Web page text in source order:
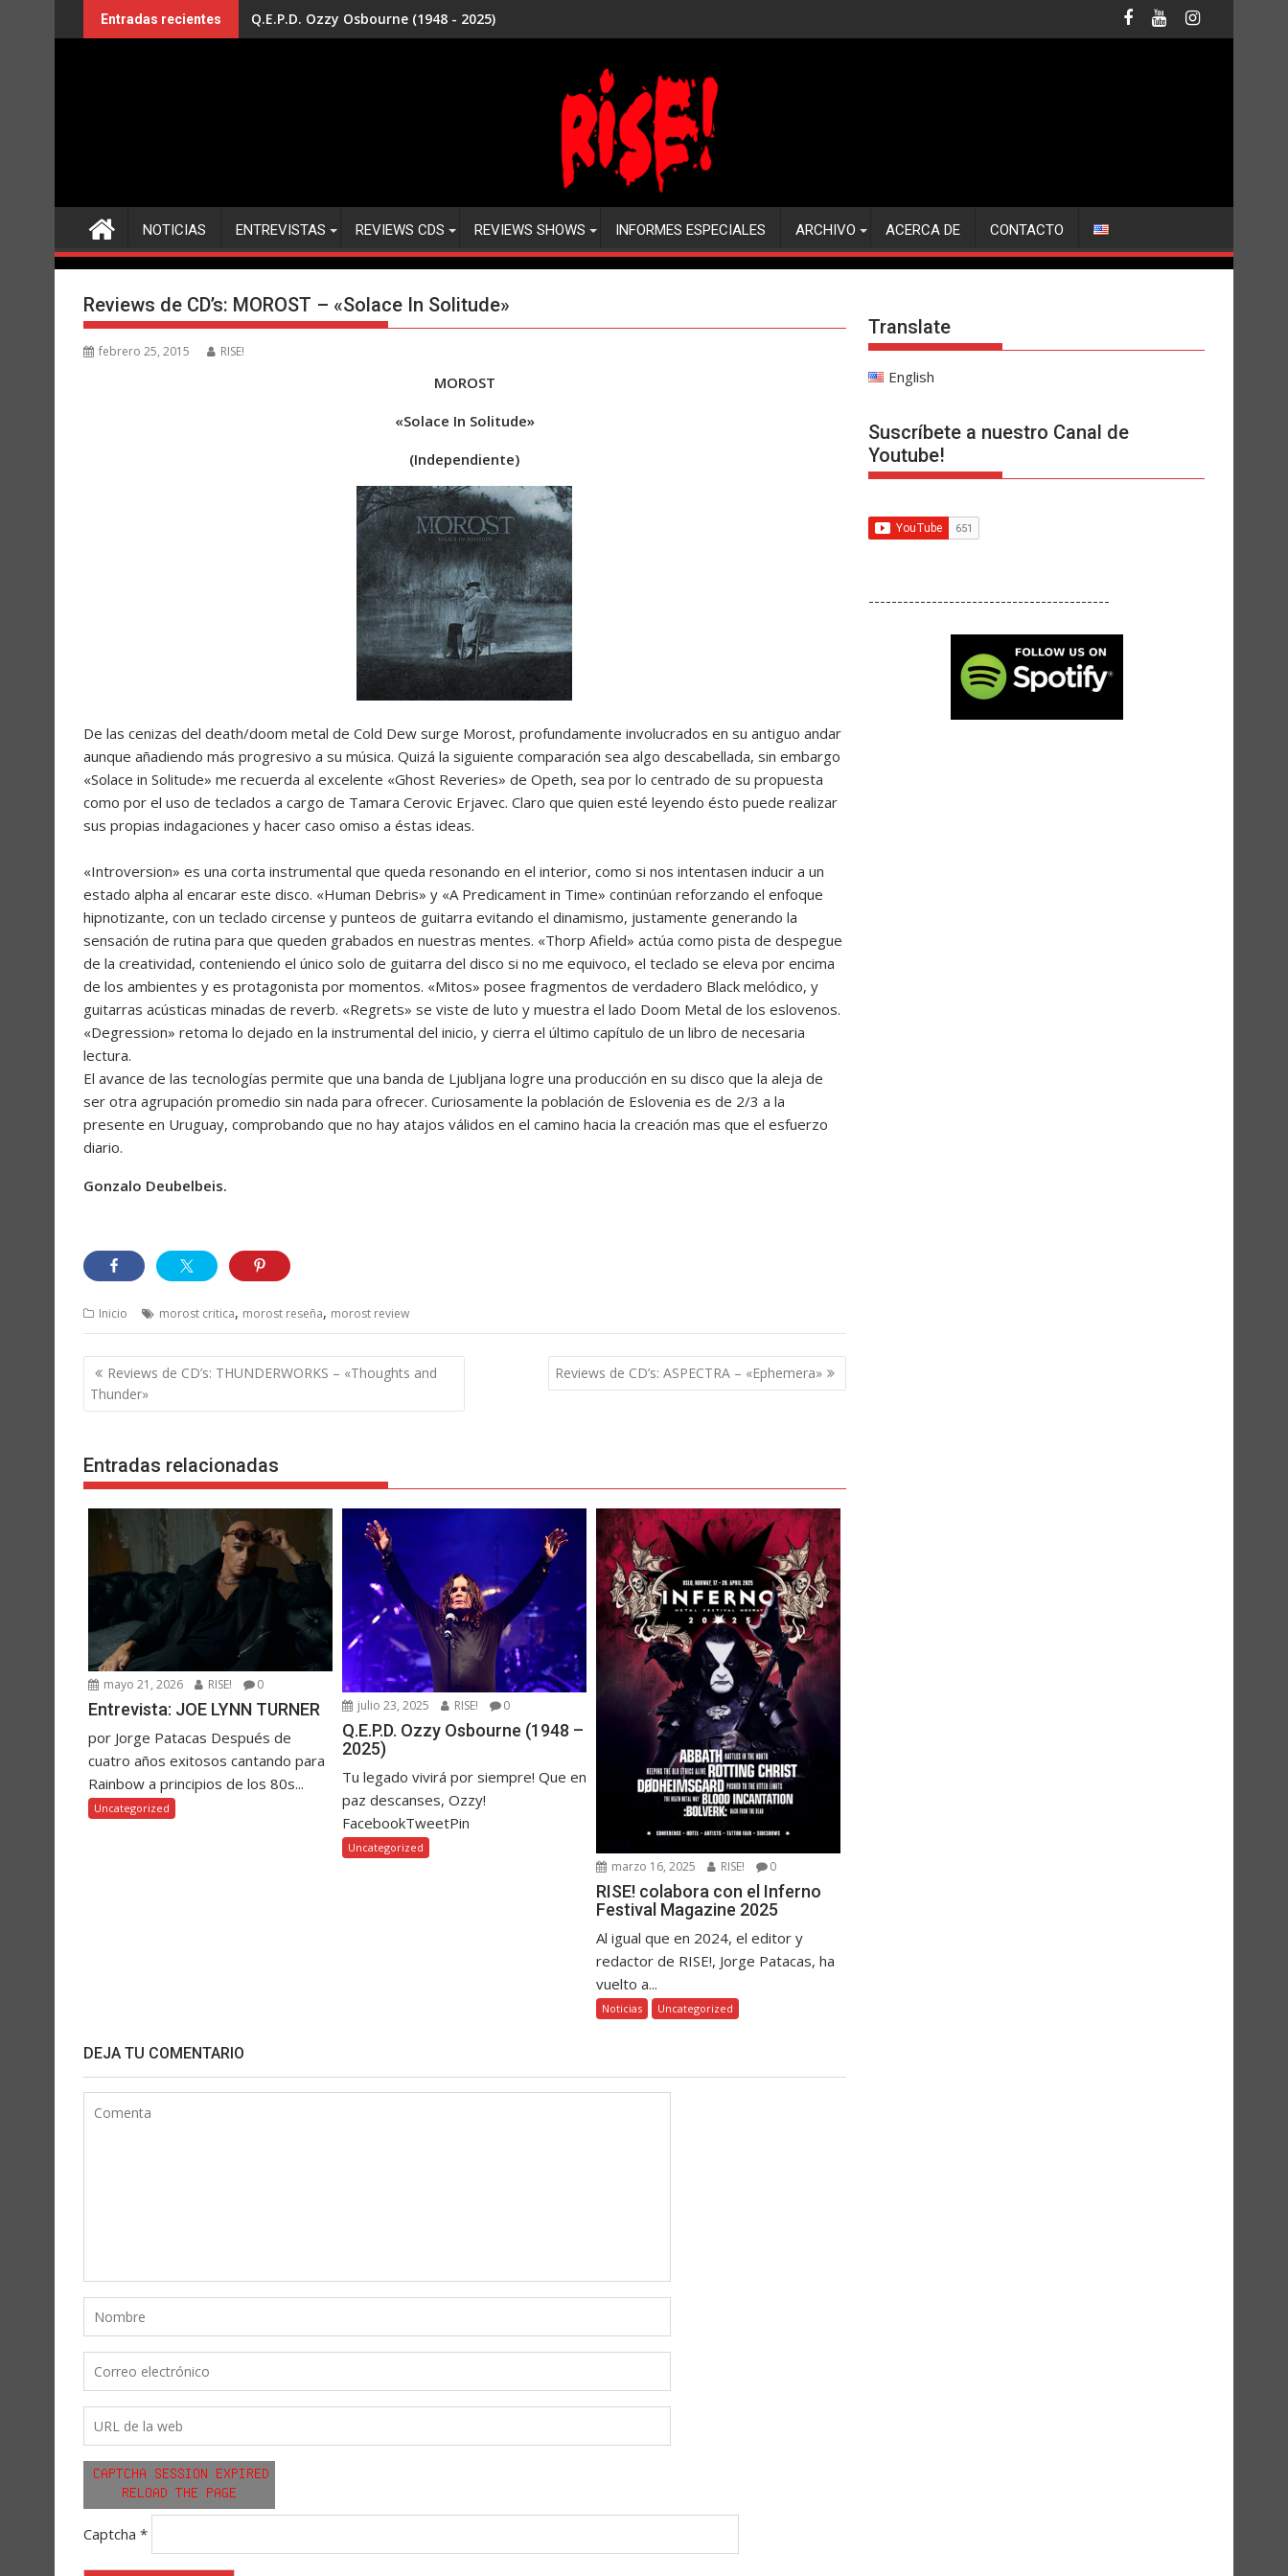
al
Entradas recientes Q.E.P.D. Ozzy Osbourne (1948 - 2025)
NOTICIAS ENTREVISTAS REVIEWS CDS REVIEWS SHOWS INFORMES ESPECIALES ARCHIVO ACERCA DE CONTACTO
Reviews de CD’s: MOROST – «Solace In Solitude»
febrero 25, 2015 RISE!
MOROST
«Solace In Solitude»
(Independiente)
De las cenizas del death/doom metal de Cold Dew surge Morost, profundamente involucrados en su antiguo andar
aunque añadiendo más progresivo a su música. Quizá la siguiente comparación sea algo descabellada, sin embargo
«Solace in Solitude» me recuerda al excelente «Ghost Reveries» de Opeth, sea por lo centrado de su propuesta
como por el uso de teclados a cargo de Tamara Cerovic Erjavec. Claro que quien esté leyendo ésto puede realizar
sus propias indagaciones y hacer caso omiso a éstas ideas.
«Introversion» es una corta instrumental que queda resonando en el interior, como si nos intentasen inducir a un
estado alpha al encarar este disco. «Human Debris» y «A Predicament in Time» continúan reforzando el enfoque
hipnotizante, con un teclado circense y punteos de guitarra evitando el dinamismo, justamente generando la
sensación de rutina para que queden grabados en nuestras mentes. «Thorp Afield» actúa como pista de despegue
de la creatividad, conteniendo el único solo de guitarra del disco si no me equivoco, el teclado se eleva por encima
de los ambientes y es protagonista por momentos. «Mitos» posee fragmentos de verdadero Black melódico, y
guitarras acústicas minadas de reverb. «Regrets» se viste de luto y muestra el lado Doom Metal de los eslovenos.
«Degression» retoma lo dejado en la instrumental del inicio, y cierra el último capítulo de un libro de necesaria
lectura.
El avance de las tecnologías permite que una banda de Ljubljana logre una producción en su disco que la aleja de
ser otra agrupación promedio sin nada para ofrecer. Curiosamente la población de Eslovenia es de 2/3 a la
presente en Uruguay, comprobando que no hay atajos válidos en el camino hacia la creación mas que el esfuerzo
diario.
Gonzalo Deubelbeis.
Inicio morost critica, morost reseña, morost review
Navegación
de
entradas
Reviews de CD’s: THUNDERWORKS – «Thoughts and
Thunder»
Reviews de CD’s: ASPECTRA – «Ephemera»
Entradas relacionadas
mayo 21, 2026 RISE! 0
Entrevista: JOE LYNN TURNER
por Jorge Patacas Después de
cuatro años exitosos cantando para
Rainbow a principios de los 80s...
Uncategorized
julio 23, 2025 RISE! 0
Q.E.P.D. Ozzy Osbourne (1948 –
2025)
Tu legado vivirá por siempre! Que en
paz descanses, Ozzy!
FacebookTweetPin
Uncategorized
marzo 16, 2025 RISE! 0
RISE! colabora con el Inferno
Festival Magazine 2025
Al igual que en 2024, el editor y
redactor de RISE!, Jorge Patacas, ha
vuelto a...
Noticias Uncategorized
DEJA TU COMENTARIO
Captcha *
Translate
English
Suscríbete a nuestro Canal de
Youtube!
------------------------------------------